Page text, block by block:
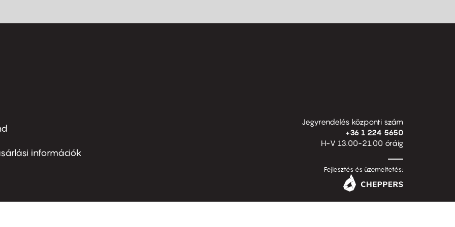
információk
Jegyrendelés központi szám
+36 1 224 5650
H-V 13.00-21.00 óráig
Fejlesztés és üzemeltetés: